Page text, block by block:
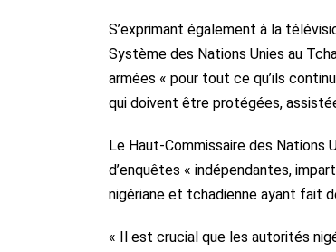
S’exprimant également à la
Système des Nations Unies au
armées « pour tout ce qu’ils
qui doivent être protégées,
Le Haut-Commissaire des Nations
d’enquêtes « indépendantes,
nigériane et tchadienne ayant fait
« Il est crucial que les autorités